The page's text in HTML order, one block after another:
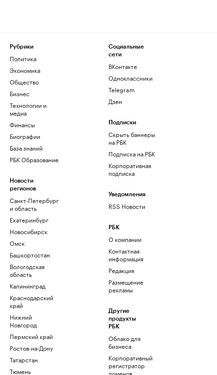
Рубрики
Политика
Экономика
Общество
Бизнес
Технологии и
медиа
Финансы
Биографии
База знаний
РБК Образование
Новости
регионов
Санкт-Петербург
и область
Екатеринбург
Новосибирск
Омск
Башкортостан
Вологодская
область
Калининград
Краснодарский
край
Нижний
Новгород
Пермский край
Ростов-на-Дону
Татарстан
Тюмень
Социальные
сети
ВКонтакте
Одноклассники
Telegram
Дзен
Подписки
Скрыть баннеры
на РБК
Подписка на РБК
Корпоративная
подписка
Уведомления
RSS Новости
РБК
О компании
Контактная
информация
Редакция
Размещение
рекламы
Другие
продукты
РБК
Облако для
бизнеса
Корпоративный
регистратор
доменов